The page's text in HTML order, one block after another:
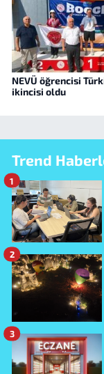
NEVÜ öğrencisi
ikincisi oldu
Trend
1
2
3